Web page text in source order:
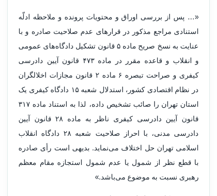
«… پس از بررسی اوراق و محتویات پرونده و ملاحظه ادلّه
استنادی مراجع مذکور در قرارهای عدم صلاحیت صادره و با
عنایت به نسخ صریح ماده ۵ قانون تشکیل دادگاه‌های عمومی
و انقلاب و قاعده مقرر در ماده ۴۷۳ قانون آیین دادرسی
کیفری و صراحت تبصره ۶ ماده ۲ قانون مجازات اخلالگران
در نظام اقتصادی کشور، استدلال شعبه ۱۵ دادگاه کیفری یک
استان تهران را صائب تشخیص داده، لذا به استناد ماده ۳۱۷
قانون آیین دادرسی کیفری ناظر به ماده ۲۸ قانون آیین
دادرسی مدنی، با احراز صلاحیت شعبه ۲۸ دادگاه انقلاب
اسلامی تهران حل اختلاف می‌نماید. بدیهی است رأی صادره
با قطع نظر از شمول یا عدم شمول استجازه مقام معظم
رهبری نسبت به موضوع می‌باشد.»